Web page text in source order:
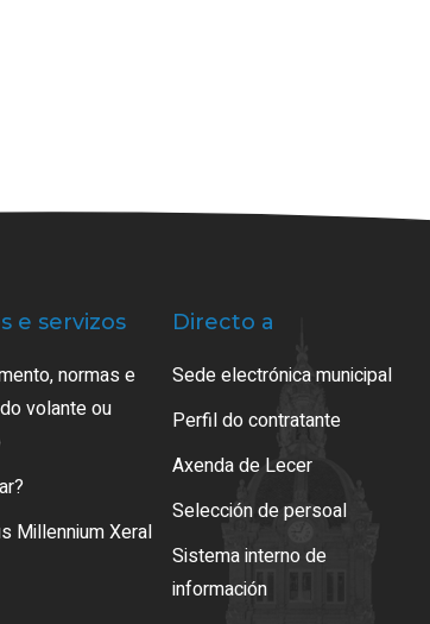
e servizos
normas e
volante ou
Millennium Xeral
Directo a
Sede electrónica municipal
Perfil do contratante
Axenda de Lecer
Selección de persoal
Sistema interno de
información